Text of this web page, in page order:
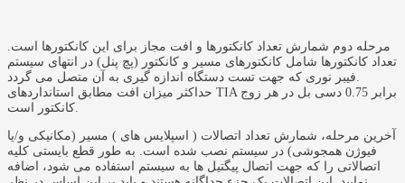
مرحله دوم شمارش تعداد کانکتورها و افت مجاز برای این کانکتورها است.
تعداد کانکتورها شامل کانکتورهای مسیر و کانکتور (پچ پنل) در انتهای سیستم
فیبر نوری که جهت تست دستگاه اندازه گیری به آن متصل می گردد.
حداکثر میزان افت مطابق استانداردهای TIA برابر 0.75 دسی بل در هر زوج
کانکتور است.
آخرین مرحله، شمارش تعداد اتصالات ( اسپلایس های ) مسیر (مکانیکی و/یا
فیوژن همجوشی) در سیستم نصب شده است. به طور قطع بایستی کلیه
اتصالاتی را که جهت اتصال پیگتیل ها به سیستم استفاده می شود، اضافه